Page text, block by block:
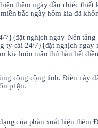
thêm ngày đầu chiếc
bắc ngày hôm kia đã
nghịch ngay. Nền
cái 24/7}{đặt nghịch
kia luôn tuân thủ hầu hết
công cộng tình. Điều này
phận.
của phần xuất hiện thêm